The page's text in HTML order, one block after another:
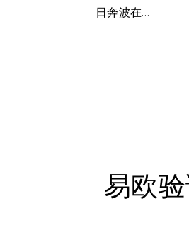
日奔波在…
易欧